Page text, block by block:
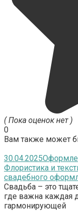
( Пока оценок нет )
0
Вам также может
30.04.2025
Флористика и
свадебного
Свадьба – это
где важна каждая
гармонирующей